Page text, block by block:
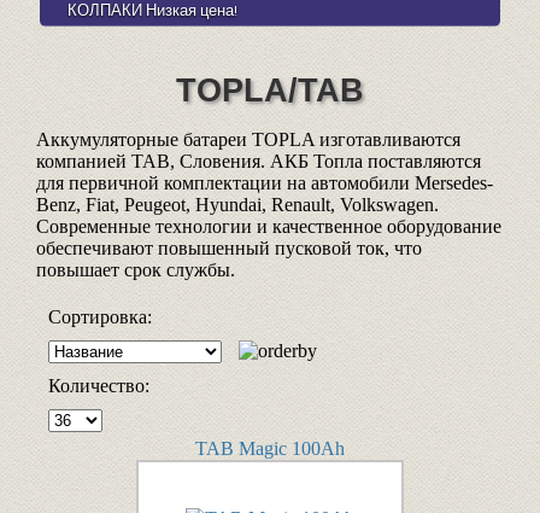
КОЛПАКИ Низкая цена!
TOPLA/TAB
Аккумуляторные батареи TOPLA изготавливаются
компанией TAB, Словения. АКБ Топла поставляются
для первичной комплектации на автомобили Mersedes-
Benz, Fiat, Peugeot, Hyundai, Renault, Volkswagen.
Современные технологии и качественное оборудование
обеспечивают повышенный пусковой ток, что
повышает срок службы.
Сортировка:
Количество:
TAB Magic 100Ah